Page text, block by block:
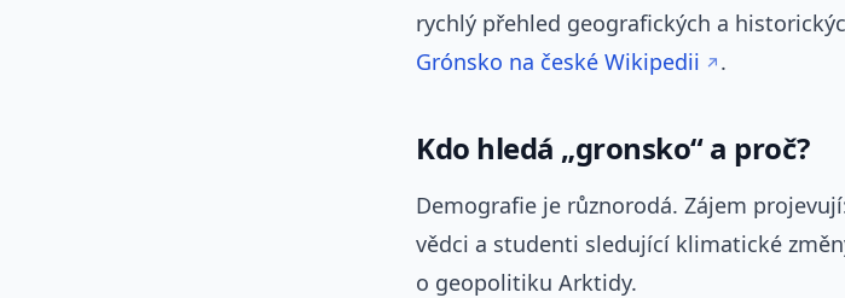
rychlý přehled geografických a
Grónsko na české Wikipedii
.
Kdo hledá „gronsko“ a proč?
Demografie je různorodá. Zájem
vědci a studenti sledující klimatické
o geopolitiku Arktidy.